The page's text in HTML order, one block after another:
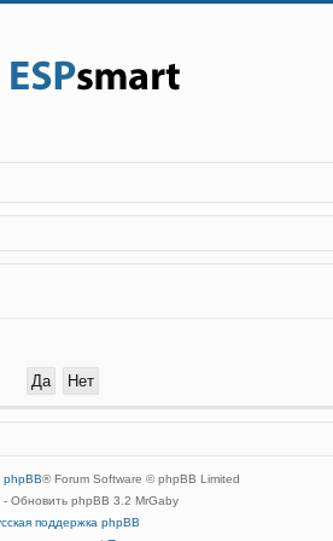
phpBB® Forum Software © phpBB Limited
- Обновить phpBB 3.2 MrGaby
поддержка phpBB